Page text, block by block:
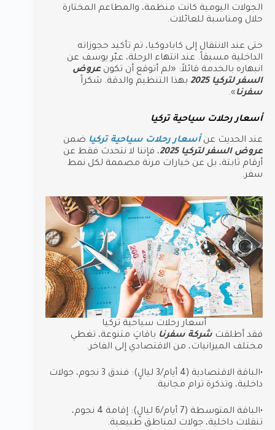
الجولات اليومية كانت منظمة، والمطاعم المختارة
حلال ومناسبة للعائلات.
حتى عند الانتقال إلى كابادوكيا، تم تأكيد حجوزاته
الداخلية مسبقاً. عند انتهاء الرحلة، عبّر يوسف عن
انبهاره بالخدمة قائلاً: «لم أتوقع أن تكون عروض
السفر لتركيا 2025
بهذا التنظيم والدقة. شكراً
سفرنا».
أسعار رحلات سياحية تركيا
عند الحديث عن أسعار رحلات سياحية تركيا ضمن
عروض السفر لتركيا 2025
، فإننا لا نتحدث فقط عن
أرقام ثابتة، بل عن خيارات مرنة مصممة لكل نمط
سفر.
أسعار رحلات سياحية تركيا
فقد أطلقت شركة سفرنا باقاتٍ متنوعة، تغطي
مختلف الميزانيات، من الاقتصادي إلى الفاخر.
•الباقة الاقتصادية (4 أيام/3 ليالٍ): فندق 3 نجوم، جولات
داخلية، وتذكرة ترام مجانية.
•الباقة المتوسطة (7 أيام/6 ليالٍ): إقامة 4 نجوم،
تنقلات داخلية، جولات لمناطق طبيعية.